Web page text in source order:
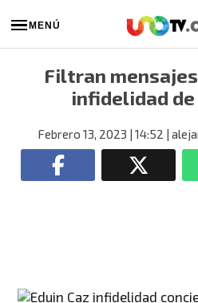
MENÚ
Filtran
infidelidad de
Febrero 13, 2023 | 14:52 |